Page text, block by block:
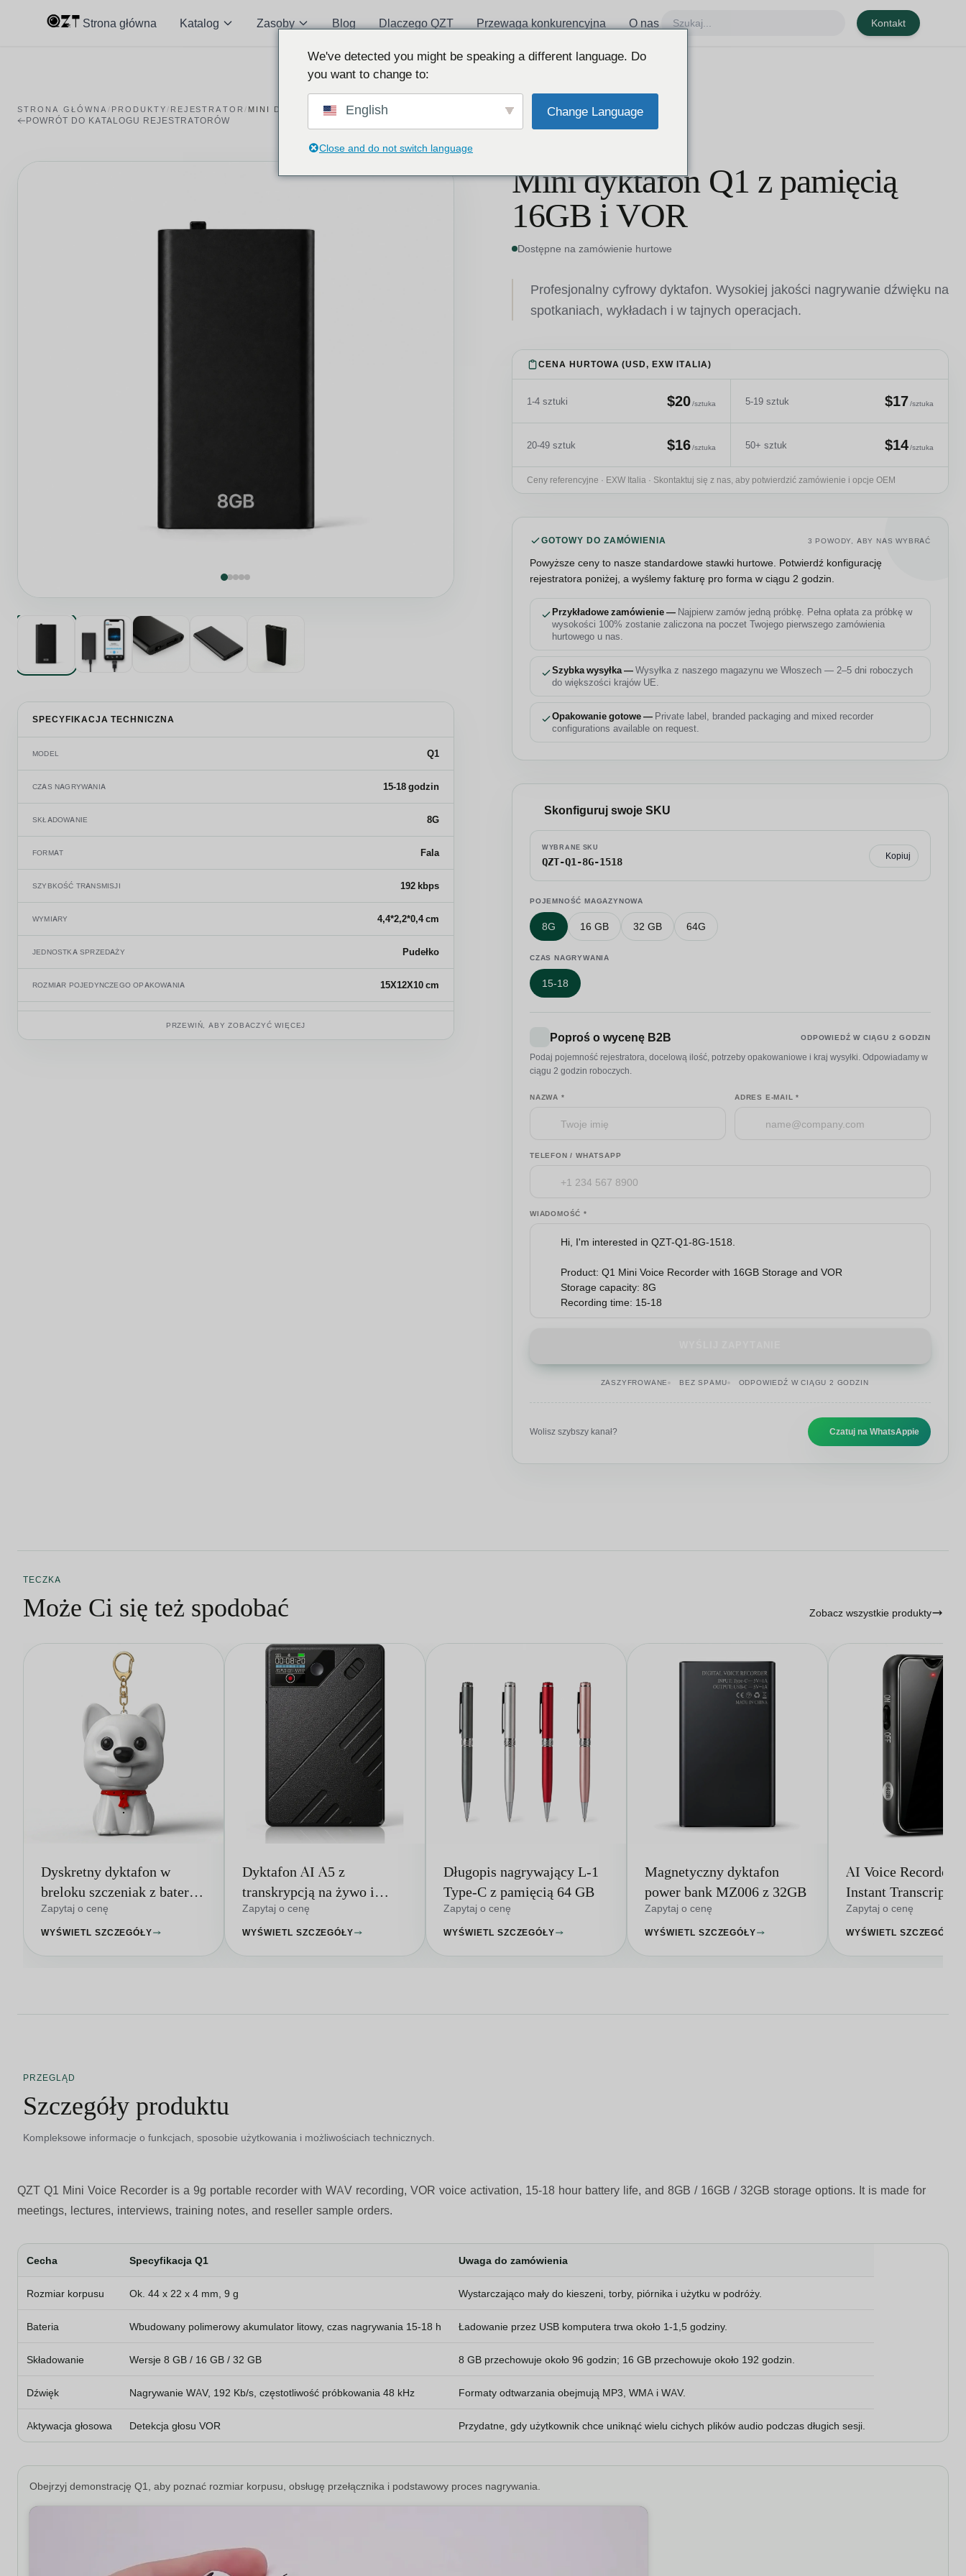
Strona główna Katalog Zasoby Blog Dlaczego QZT Przewaga konkurencyjna O nas Kontakt
STRONA GŁÓWNA / PRODUKTY/ REJESTRATOR/ MINI DYKTAFON Q1 Z PAMIĘCIĄ 16GB I VOR
POWRÓT DO KATALOGU REJESTRATORÓW
SPECYFIKACJA TECHNICZNA
MODEL Q1
CZAS NAGRYWANIA 15-18 godzin
SKŁADOWANIE 8G
FORMAT Fala
SZYBKOŚĆ TRANSMISJI 192 kbps
WYMIARY 4,4*2,2*0,4 cm
JEDNOSTKA SPRZEDAŻY Pudełko
ROZMIAR POJEDYNCZEGO OPAKOWANIA 15X12X10 cm
PRZEWIŃ, ABY ZOBACZYĆ WIĘCEJ
Mini dyktafon Q1 z pamięcią
16GB i VOR
Dostępne na zamówienie hurtowe
Profesjonalny cyfrowy dyktafon. Wysokiej jakości nagrywanie dźwięku na
spotkaniach, wykładach i w tajnych operacjach.
CENA HURTOWA (USD, EXW ITALIA)
1-4 sztuki $20/sztuka 5-19 sztuk $17/sztuka
20-49 sztuk $16/sztuka 50+ sztuk $14/sztuka
Ceny referencyjne · EXW Italia · Skontaktuj się z nas, aby potwierdzić zamówienie i opcje OEM
GOTOWY DO ZAMÓWIENIA 3 POWODY, ABY NAS WYBRAĆ
Powyższe ceny to nasze standardowe stawki hurtowe. Potwierdź konfigurację
rejestratora poniżej, a wyślemy fakturę pro forma w ciągu 2 godzin.
Przykładowe zamówienie — Najpierw zamów jedną próbkę. Pełna opłata za próbkę w
wysokości 100% zostanie zaliczona na poczet Twojego pierwszego zamówienia
hurtowego u nas.
Szybka wysyłka —Wysyłka z naszego magazynu we Włoszech — 2–5 dni roboczych
do większości krajów UE.
Opakowanie gotowe — Private label, branded packaging and mixed recorder
configurations available on request.
Skonfiguruj swoje SKU
WYBRANE SKU
QZT-Q1-8G-1518
Kopiuj
POJEMNOŚĆ MAGAZYNOWA
8G 16 GB 32 GB 64G
CZAS NAGRYWANIA
15-18
Poproś o wycenę B2B ODPOWIEDŹ W CIĄGU 2 GODZIN
Podaj pojemność rejestratora, docelową ilość, potrzeby opakowaniowe i kraj wysyłki. Odpowiadamy w
ciągu 2 godzin roboczych.
NAZWA * ADRES E-MAIL *
TELEFON / WHATSAPP
WIADOMOŚĆ *
ZASZYFROWANE BEZ SPAMU ODPOWIEDŹ W CIĄGU 2 GODZIN
Wolisz szybszy kanał? Czatuj na WhatsAppie
TECZKA
Może Ci się też spodobać Zobacz wszystkie produkty
Dyskretny dyktafon w
breloku szczeniak z baterią
100 godzin
Zapytaj o cenę
WYŚWIETL SZCZEGÓŁY
Dyktafon AI A5 z
transkrypcją na żywo i
64GB
Zapytaj o cenę
WYŚWIETL SZCZEGÓŁY
Długopis nagrywający L-1
Type-C z pamięcią 64 GB
Zapytaj o cenę
WYŚWIETL SZCZEGÓŁY
Magnetyczny dyktafon
power bank MZ006 z 32GB
Zapytaj o cenę
WYŚWIETL SZCZEGÓŁY
AI Voice Recorder
Instant
Smart AI Notes (A5)
Zapytaj o cenę
WYŚWIETL SZCZEGÓŁY
PRZEGLĄD
Szczegóły produktu
Kompleksowe informacje o funkcjach, sposobie użytkowania i możliwościach technicznych.
QZT Q1 Mini Voice Recorder is a 9g portable recorder with WAV recording, VOR voice activation, 15-18 hour battery life, and 8GB / 16GB / 32GB storage options. It is made for
meetings, lectures, interviews, training notes, and reseller sample orders.
Cecha Specyfikacja Q1 Uwaga do zamówienia
Rozmiar korpusu Ok. 44 x 22 x 4 mm, 9 g Wystarczająco mały do kieszeni, torby, piórnika i użytku w podróży.
Bateria Wbudowany polimerowy akumulator litowy, czas nagrywania 15-18 h Ładowanie przez USB komputera trwa około 1-1,5 godziny.
Składowanie Wersje 8 GB / 16 GB / 32 GB 8 GB przechowuje około 96 godzin; 16 GB przechowuje około 192 godzin.
Dźwięk Nagrywanie WAV, 192 Kb/s, częstotliwość próbkowania 48 kHz Formaty odtwarzania obejmują MP3, WMA i WAV.
Aktywacja głosowa Detekcja głosu VOR Przydatne, gdy użytkownik chce uniknąć wielu cichych plików audio podczas długich sesji.
Obejrzyj demonstrację Q1, aby poznać rozmiar korpusu, obsługę przełącznika i podstawowy proces nagrywania.
We've detected you might be speaking a different language. Do
you want to change to:
English Change Language
Close and do not switch language